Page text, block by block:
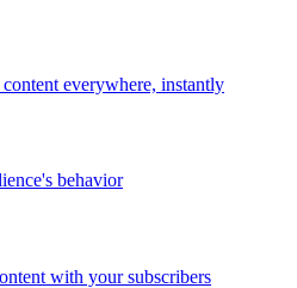
everywhere, instantly
behavior
with your subscribers